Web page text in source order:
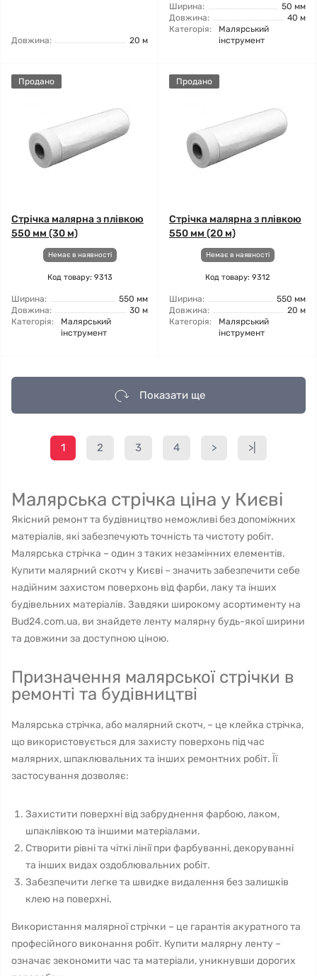
Довжина: 20 м
Ширина:
50 мм
Довжина:
40 м
Категорія:
Малярський
інструмент
Продано
Стрічка малярна з плівкою
550 мм (30 м)
Немає в наявності
Код товару: 9313
Ширина:
550 мм
Довжина:
30 м
Категорія:
Малярський
інструмент
Продано
Стрічка малярна з плівкою
550 мм (20 м)
Немає в наявності
Код товару: 9312
Ширина:
550 мм
Довжина:
20 м
Категорія:
Малярський
інструмент
Показати ще
1 2 3 4 > >|
Малярська стрічка ціна у Києві
Якісний ремонт та будівництво неможливі без допоміжних
матеріалів, які забезпечують точність та чистоту робіт.
Малярська стрічка – один з таких незамінних елементів.
Купити малярний скотч у Києві – значить забезпечити себе
надійним захистом поверхонь від фарби, лаку та інших
будівельних матеріалів. Завдяки широкому асортименту на
Bud24.com.ua, ви знайдете ленту малярну будь-якої ширини
та довжини за доступною ціною.
Призначення малярської стрічки в
ремонті та будівництві
Малярська стрічка, або малярний скотч, – це клейка стрічка,
що використовується для захисту поверхонь під час
малярних, шпаклювальних та інших ремонтних робіт. Її
застосування дозволяє:
Захистити поверхні від забруднення фарбою, лаком,
шпаклівкою та іншими матеріалами.
Створити рівні та чіткі лінії при фарбуванні, декоруванні
та інших видах оздоблювальних робіт.
Забезпечити легке та швидке видалення без залишків
клею на поверхні.
Використання малярної стрічки – це гарантія акуратного та
професійного виконання робіт. Купити малярну ленту –
означає зекономити час та матеріали, уникнувши дорогих